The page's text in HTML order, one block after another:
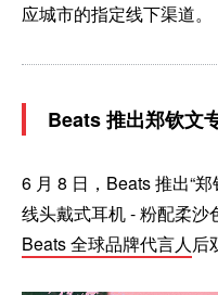
应城市的指定线下渠道。
Beats 推出郑钦文
6 月 8 日，Beats 推出“
线头戴式耳机 - 粉配柔沙
Beats 全球品牌代言人后